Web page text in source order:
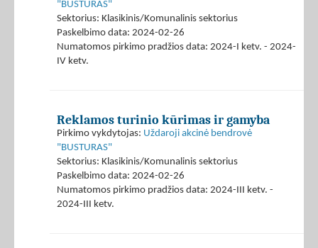
"BUSTURAS"
Sektorius: Klasikinis/Komunalinis sektorius
Paskelbimo data: 2024-02-26
Numatomos pirkimo pradžios data: 2024-I ketv. - 2024-
IV ketv.
Reklamos turinio kūrimas ir gamyba
Pirkimo vykdytojas: Uždaroji akcinė bendrovė
"BUSTURAS"
Sektorius: Klasikinis/Komunalinis sektorius
Paskelbimo data: 2024-02-26
Numatomos pirkimo pradžios data: 2024-III ketv. -
2024-III ketv.